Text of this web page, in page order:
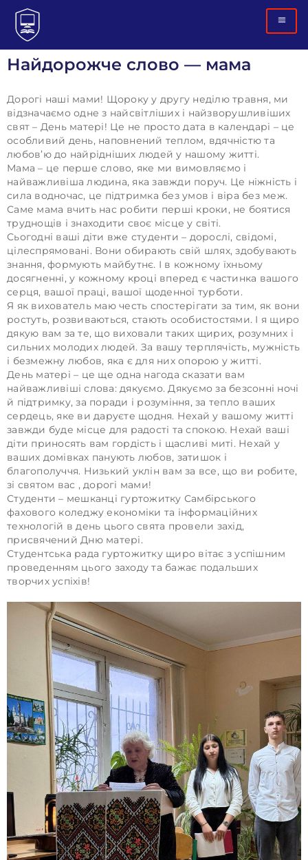
Найдорожче слово — мама
Дорогі наші мами! Щороку у другу неділю травня, ми
відзначаємо одне з найсвітліших і найзворушливіших
свят – День матері! Це не просто дата в календарі – це
особливий день, наповнений теплом, вдячністю та
любов’ю до найрідніших людей у нашому житті.
​Мама – це перше слово, яке ми вимовляємо і
найважливіша людина, яка завжди поруч. Це ніжність і
сила водночас, це підтримка без умов і віра без меж.
Саме мама вчить нас робити перші кроки, не боятися
труднощів і знаходити своє місце у світі.
​Сьогодні ваші діти вже студенти – дорослі, свідомі,
цілеспрямовані. Вони обирають свій шлях, здобувають
знання, формують майбутнє. І в кожному їхньому
досягненні, у кожному кроці вперед є частинка вашого
серця, вашої праці, вашої щоденної турботи.
​Я як вихователь маю честь спостерігати за тим, як вони
ростуть, розвиваються, стають особистостями. І я щиро
дякую вам за те, що виховали таких щирих, розумних і
сильних молодих людей. За вашу терплячість, мужність
і безмежну любов, яка є для них опорою у житті.
​День матері – це ще одна нагода сказати вам
найважливіші слова: дякуємо. Дякуємо за безсонні ночі
й підтримку, за поради і розуміння, за тепло ваших
сердець, яке ви даруєте щодня. Нехай у вашому житті
завжди буде місце для радості та спокою. Нехай ваші
діти приносять вам гордість і щасливі миті. Нехай у
ваших домівках панують любов, затишок і
благополуччя. Низький уклін вам за все, що ви робите,
зі святом вас , дорогі мами!
​Студенти – мешканці гуртожитку Самбірського
фахового коледжу економіки та інформаційних
технологій в день цього свята провели захід,
присвячений Дню матері.
​Студентська рада гуртожитку щиро вітає з успішним
проведенням цього заходу та бажає подальших
творчих успіхів!